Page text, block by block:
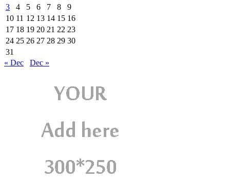
3
4 5 6 7 8
9
10 11 12 13 14 15 16
17 18 19 20 21 22 23
24 25 26 27 28 29 30
31
« Dec
Dec »